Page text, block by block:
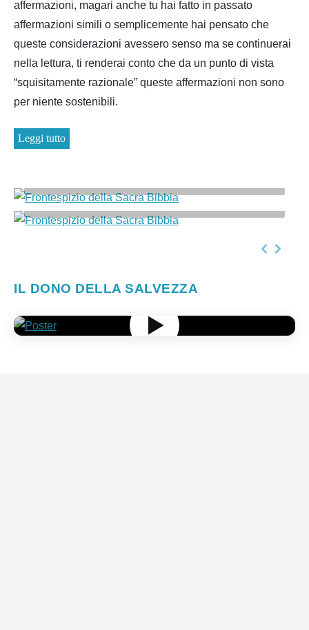
Cosa insegna la Bibbia?
IL DONO DELLA SALVEZZA
affermazioni, magari anche tu hai fatto in passato
affermazioni simili o semplicemente hai pensato che
queste considerazioni avessero senso ma se continuerai
nella lettura, ti renderai conto che da un punto di vista
“squisitamente razionale” queste affermazioni non sono
per niente sostenibili.
Leggi tutto